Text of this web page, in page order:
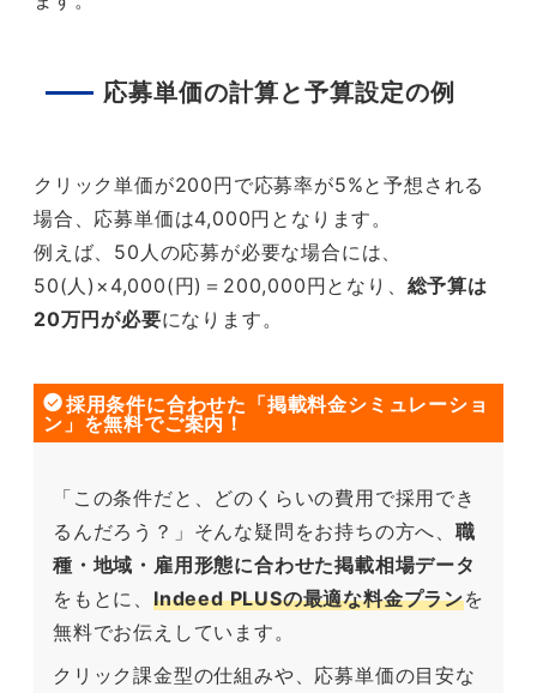
応募単価の計算と予算設定の例
クリック単価が200円で応募率が5%と予想される
場合、応募単価は4,000円となります。
例えば、50人の応募が必要な場合には、
50(人)×4,000(円)＝200,000円となり、 総予算は
20万円が必要になります。
採用条件に合わせた「掲載料金シミュレーショ
ン」を無料でご案内！
「この条件だと、どのくらいの費用で採用でき
るんだろう？」そんな疑問をお持ちの方へ、 職
種・地域・雇用形態に合わせた掲載相場データ
をもとに、 Indeed PLUSの最適な料金プランを
無料でお伝えしています。
クリック課金型の仕組みや、応募単価の目安な